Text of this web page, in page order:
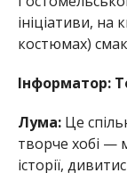
ініціативи, на
костюмах)
Інформатор:
Лума: Це
творче хобі —
історії,